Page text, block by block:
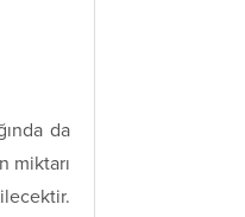
da
miktarı